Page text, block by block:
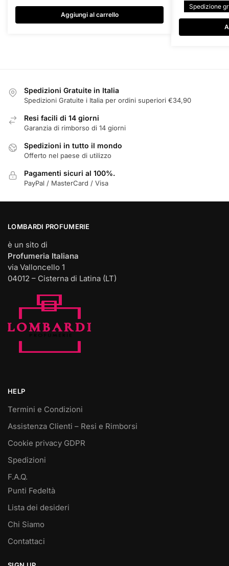
prezzo
originale
era:
prezzo
attuale
è:
Aggiungi al carrello
prezzo
originale
Spedizione
Spedizioni Gratuite in Italia
Spedizioni Gratuite i Italia per ordini superiori €34,90
Resi facili di 14 giorni
Garanzia di rimborso di 14 giorni
Spedizioni in tutto il mondo
Offerto nel paese di utilizzo
Pagamenti sicuri al 100%.
PayPal / MasterCard / Visa
LOMBARDI PROFUMERIE
è un sito di
Profumeria Italiana
via Valloncello 1
04012 – Cisterna di Latina (LT)
HELP
Termini e Condizioni
Assistenza Clienti – Resi e Rimborsi
Cookie privacy GDPR
Spedizioni
F.A.Q.
Punti Fedeltà
Lista dei desideri
Chi Siamo
Contattaci